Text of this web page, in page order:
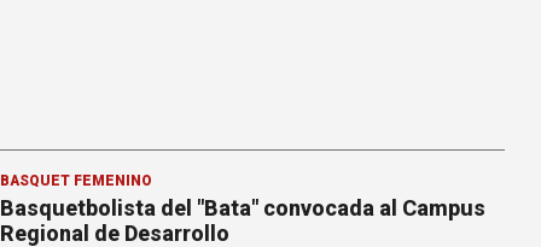
BÁSQUET FEMENINO
Basquetbolista del "Bata" convocada al Campus
Regional de Desarrollo